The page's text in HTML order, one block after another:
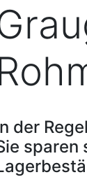
der
sparen